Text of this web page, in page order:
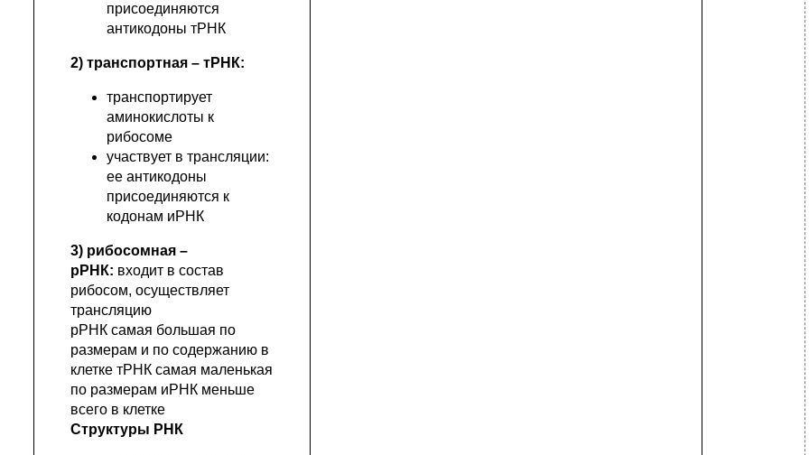
присоединяются
антикодоны тРНК
2) транспортная – тРНК:
транспортирует
аминокислоты к
рибосоме
участвует в трансляции:
ее антикодоны
присоединяются к
кодонам иРНК
3) рибосомная –
рРНК: входит в состав
рибосом, осуществляет
трансляцию
рРНК самая большая по
размерам и по содержанию в
клетке тРНК самая маленькая
по размерам иРНК меньше
всего в клетке
Структуры РНК